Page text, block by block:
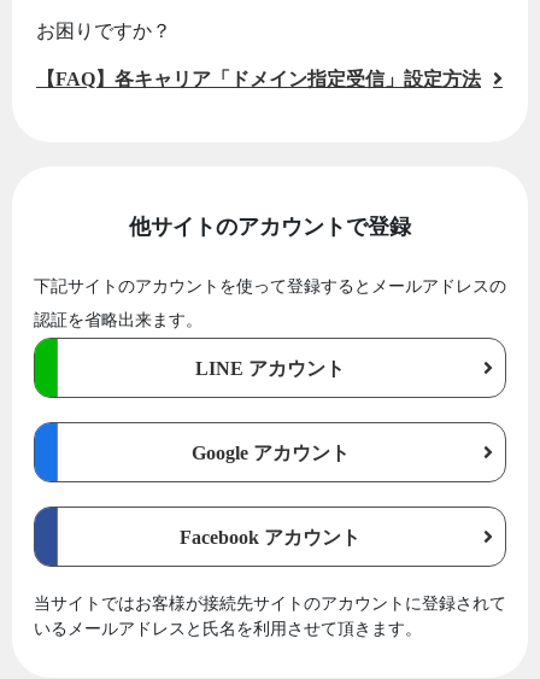
お困りですか？
【FAQ】各キャリア「ドメイン指定受信」設定方法
他サイトのアカウントで登録
下記サイトのアカウントを使って登録するとメールアドレスの
認証を省略出来ます。
LINE アカウント
Google アカウント
Facebook アカウント
当サイトではお客様が接続先サイトのアカウントに登録されて
いるメールアドレスと氏名を利用させて頂きます。